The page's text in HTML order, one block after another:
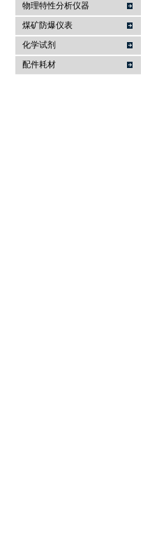
物理特性分析仪器
煤矿防爆仪表
化学试剂
配件耗材